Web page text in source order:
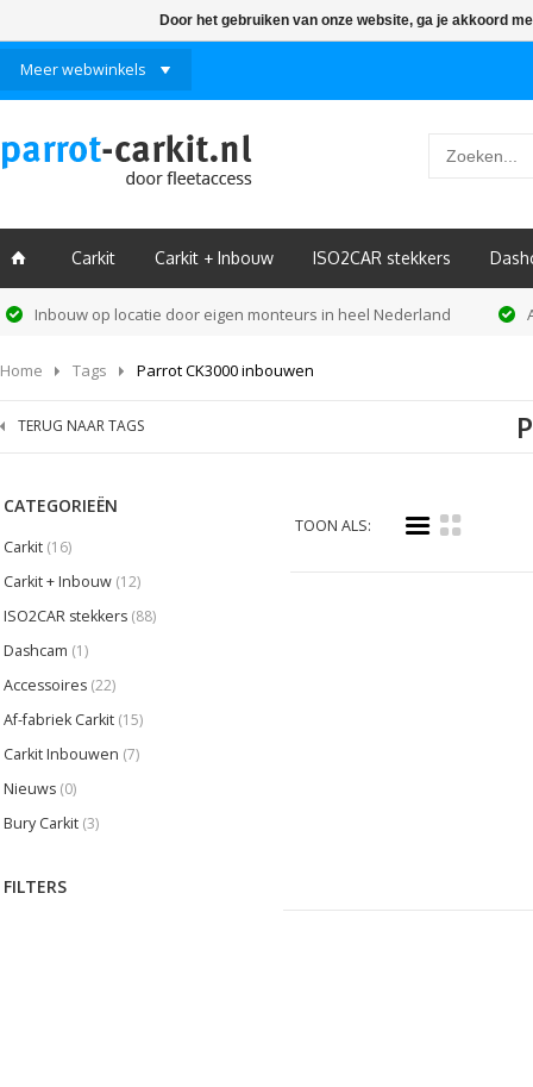
Meer webwinkels
ï Carkit Carkit + Inbouw ISO2CAR stekkers
Inbouw op locatie door eigen monteurs in heel Nederland
Home Tags Parrot CK3000 inbouwen
TERUG NAAR TAGS
CATEGORIEËN
Carkit (16)
Carkit + Inbouw (12)
ISO2CAR stekkers (88)
Dashcam (1)
Accessoires (22)
Af-fabriek Carkit (15)
Carkit Inbouwen (7)
Nieuws (0)
Bury Carkit (3)
FILTERS
TOON ALS: i k
Door het gebruiken van onze website, ga je akkoord